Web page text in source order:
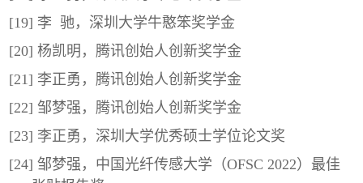
[19] 李 驰，深圳大学牛憨笨奖学金
[20] 杨凯明，腾讯创始人创新奖学金
[21] 李正勇，腾讯创始人创新奖学金
[22] 邹梦强，腾讯创始人创新奖学金
[23] 李正勇，深圳大学优秀硕士学位论文奖
[24] 邹梦强，中国光纤传感大学（OFSC 2022）最佳